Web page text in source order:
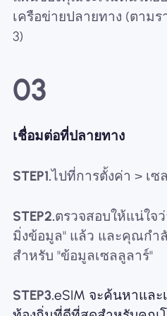
เครือข่ายปลายทาง (ตาม
3)
03
เชื่อมต่อที่ปลายทาง
STEP1.ไปที่การตั้งค่า > เซ
STEP2.ตรวจสอบให้แน่ใจ
มิ่งข้อมูล" แล้ว และคุณกำลั
สำหรับ "ข้อมูลเซลลูลาร์"
STEP3.eSIM จะค้นหาแล